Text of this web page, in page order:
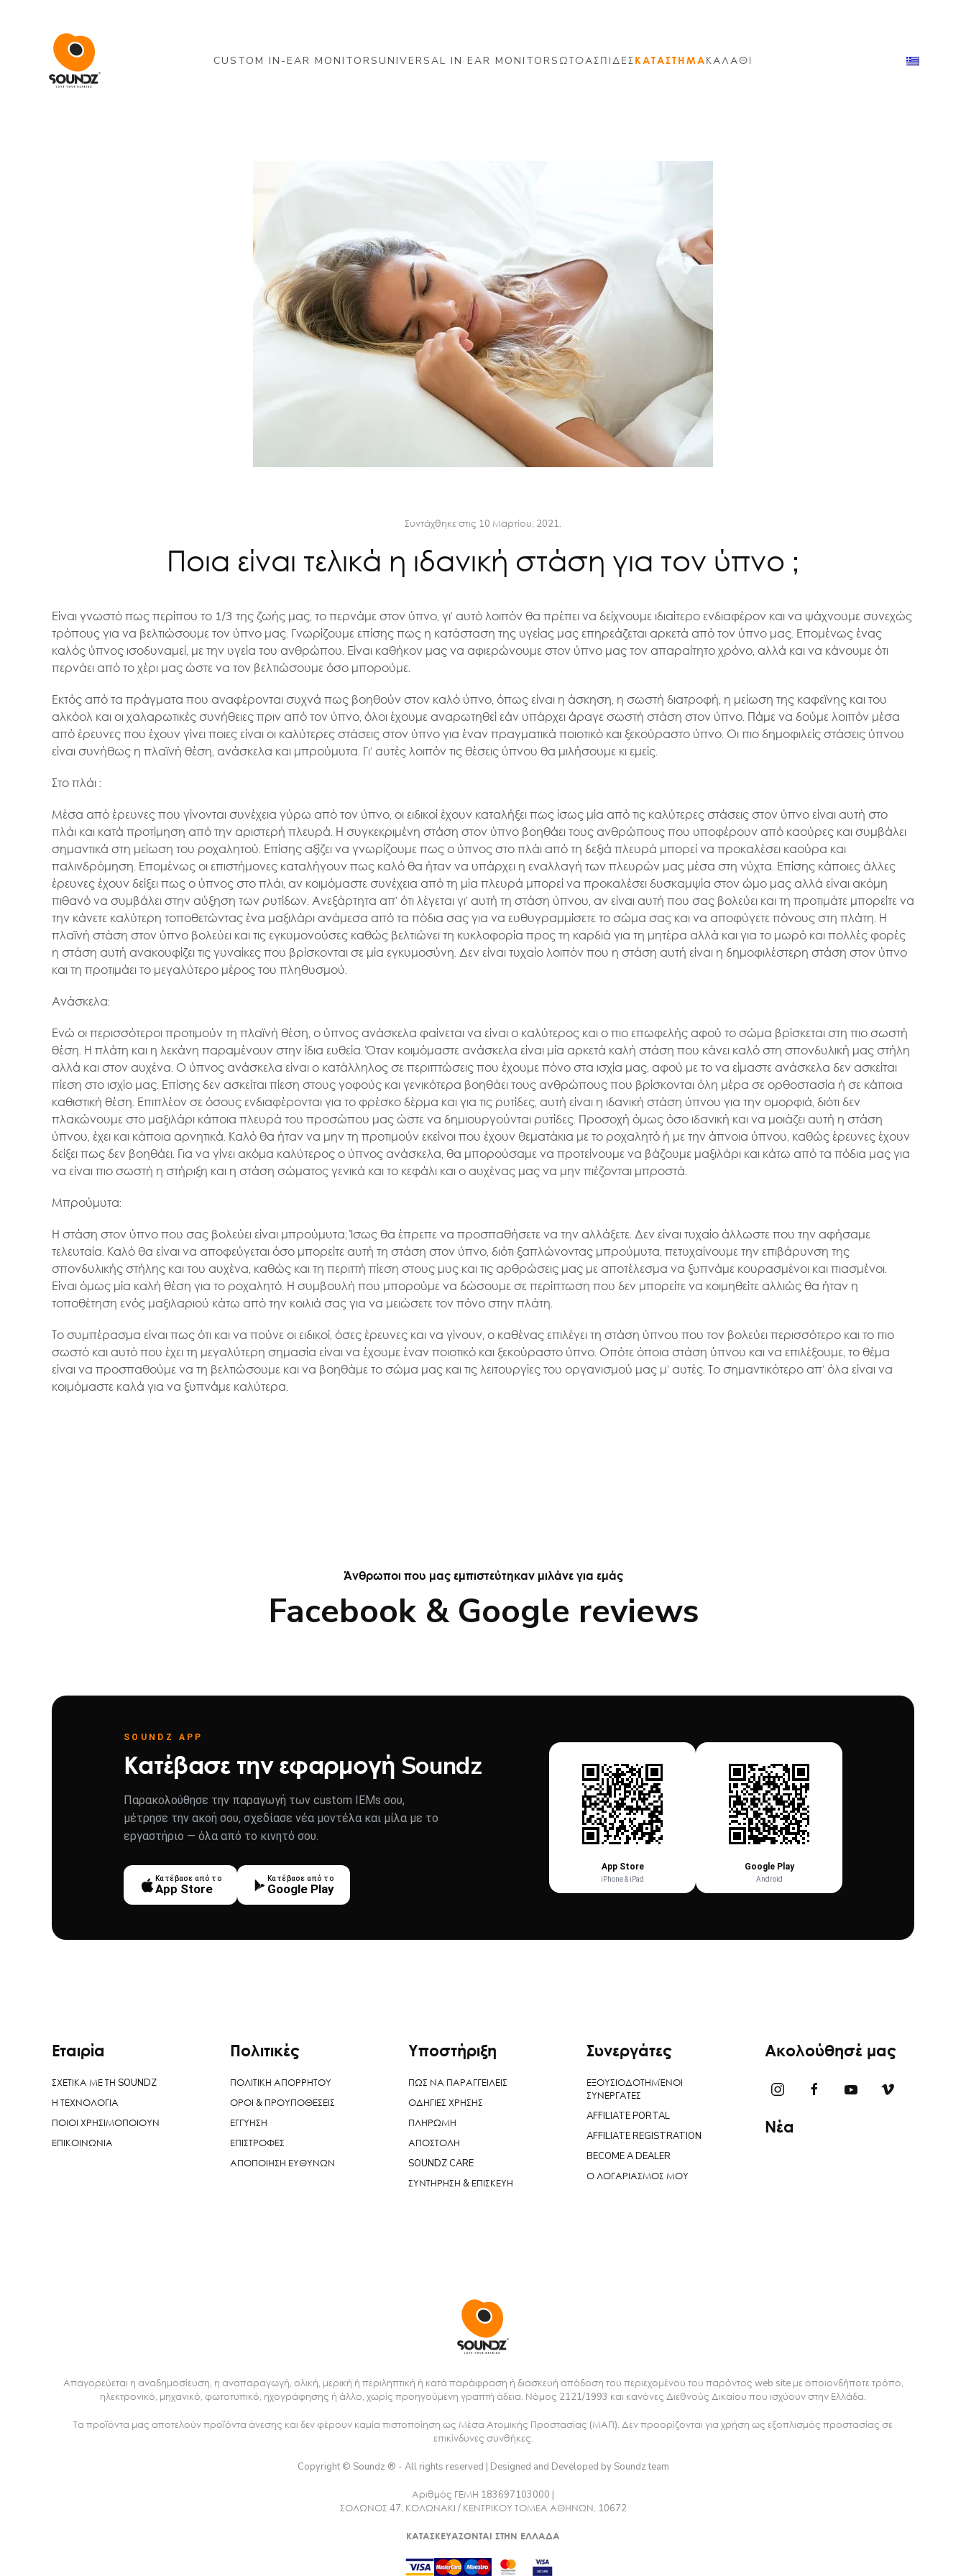
Skip to main content
CUSTOM IN-EAR MONITORSUNIVERSAL IN EAR MONITORS ΩΤΟΑΣΠΙΔΕΣΚΑΤΑΣΤΗΜΑΚΑΛΑΘΙ
Συντάχθηκε στις 10 Μαρτίου, 2021.
Ποια είναι τελικά η ιδανική στάση για τον ύπνο ;
Είναι γνωστό πως περίπου το 1/3 της ζωής μας, το περνάμε στον ύπνο, γι’ αυτό λοιπόν θα πρέπει να δείχνουμε ιδιαίτερο ενδιαφέρον και να ψάχνουμε συνεχώς
τρόπους για να βελτιώσουμε τον ύπνο μας. Γνωρίζουμε επίσης πως η κατάσταση της υγείας μας επηρεάζεται αρκετά από τον ύπνο μας. Επομένως ένας
καλός ύπνος ισοδυναμεί, με την υγεία του ανθρώπου. Είναι καθήκον μας να αφιερώνουμε στον ύπνο μας τον απαραίτητο χρόνο, αλλά και να κάνουμε ότι
περνάει από το χέρι μας ώστε να τον βελτιώσουμε όσο μπορούμε.
Εκτός από τα πράγματα που αναφέρονται συχνά πως βοηθούν στον καλό ύπνο, όπως είναι η άσκηση, η σωστή διατροφή, η μείωση της καφεϊνης και του
αλκόολ και οι χαλαρωτικές συνήθειες πριν από τον ύπνο, όλοι έχουμε αναρωτηθεί εάν υπάρχει άραγε σωστή στάση στον ύπνο. Πάμε να δούμε λοιπόν μέσα
από έρευνες που έχουν γίνει ποιες είναι οι καλύτερες στάσεις στον ύπνο για έναν πραγματικά ποιοτικό και ξεκούραστο ύπνο. Οι πιο δημοφιλείς στάσεις ύπνου
είναι συνήθως η πλαϊνή θέση, ανάσκελα και μπρούμυτα. Γι’ αυτές λοιπόν τις θέσεις ύπνου θα μιλήσουμε κι εμείς.
Στο πλάι :
Μέσα από έρευνες που γίνονται συνέχεια γύρω από τον ύπνο, οι ειδικοί έχουν καταλήξει πως ίσως μία από τις καλύτερες στάσεις στον ύπνο είναι αυτή στο
πλάι και κατά προτίμηση από την αριστερή πλευρά. Η συγκεκριμένη στάση στον ύπνο βοηθάει τους ανθρώπους που υποφέρουν από καούρες και συμβάλει
σημαντικά στη μείωση του ροχαλητού. Επίσης αξίζει να γνωρίζουμε πως ο ύπνος στο πλάι από τη δεξιά πλευρά μπορεί να προκαλέσει καούρα και
παλινδρόμηση. Επομένως οι επιστήμονες καταλήγουν πως καλό θα ήταν να υπάρχει η εναλλαγή των πλευρών μας μέσα στη νύχτα. Επίσης κάποιες άλλες
έρευνες έχουν δείξει πως ο ύπνος στο πλάι, αν κοιμόμαστε συνέχεια από τη μία πλευρά μπορεί να προκαλέσει δυσκαμψία στον ώμο μας αλλά είναι ακόμη
πιθανό να συμβάλει στην αύξηση των ρυτίδων. Ανεξάρτητα απ’ ότι λέγεται γι’ αυτή τη στάση ύπνου, αν είναι αυτή που σας βολεύει και τη προτιμάτε μπορείτε να
την κάνετε καλύτερη τοποθετώντας ένα μαξιλάρι ανάμεσα από τα πόδια σας για να ευθυγραμμίσετε το σώμα σας και να αποφύγετε πόνους στη πλάτη. Η
πλαϊνή στάση στον ύπνο βολεύει και τις εγκυμονούσες καθώς βελτιώνει τη κυκλοφορία προς τη καρδιά για τη μητέρα αλλά και για το μωρό και πολλές φορές
η στάση αυτή ανακουφίζει τις γυναίκες που βρίσκονται σε μία εγκυμοσύνη. Δεν είναι τυχαίο λοιπόν που η στάση αυτή είναι η δημοφιλέστερη στάση στον ύπνο
και τη προτιμάει το μεγαλύτερο μέρος του πληθυσμού.
Ανάσκελα:
Ενώ οι περισσότεροι προτιμούν τη πλαϊνή θέση, ο ύπνος ανάσκελα φαίνεται να είναι ο καλύτερος και ο πιο επωφελής αφού το σώμα βρίσκεται στη πιο σωστή
θέση. Η πλάτη και η λεκάνη παραμένουν στην ίδια ευθεία. Όταν κοιμόμαστε ανάσκελα είναι μία αρκετά καλή στάση που κάνει καλό στη σπονδυλική μας στήλη
αλλά και στον αυχένα. Ο ύπνος ανάσκελα είναι ο κατάλληλος σε περιπτώσεις που έχουμε πόνο στα ισχία μας, αφού με το να είμαστε ανάσκελα δεν ασκείται
πίεση στο ισχίο μας. Επίσης δεν ασκείται πίεση στους γοφούς και γενικότερα βοηθάει τους ανθρώπους που βρίσκονται όλη μέρα σε ορθοστασία ή σε κάποια
καθιστική θέση. Επιπλέον σε όσους ενδιαφέρονται για το φρέσκο δέρμα και για τις ρυτίδες, αυτή είναι η ιδανική στάση ύπνου για την ομορφιά, διότι δεν
πλακώνουμε στο μαξιλάρι κάποια πλευρά του προσώπου μας ώστε να δημιουργούνται ρυτίδες. Προσοχή όμως όσο ιδανική και να μοιάζει αυτή η στάση
ύπνου, έχει και κάποια αρνητικά. Καλό θα ήταν να μην τη προτιμούν εκείνοι που έχουν θεματάκια με το ροχαλητό ή με την άπνοια ύπνου, καθώς έρευνες έχουν
δείξει πως δεν βοηθάει. Για να γίνει ακόμα καλύτερος ο ύπνος ανάσκελα, θα μπορούσαμε να προτείνουμε να βάζουμε μαξιλάρι και κάτω από τα πόδια μας για
να είναι πιο σωστή η στήριξη και η στάση σώματος γενικά και το κεφάλι και ο αυχένας μας να μην πιέζονται μπροστά.
Μπρούμυτα:
Η στάση στον ύπνο που σας βολεύει είναι μπρούμυτα; Ίσως θα έπρεπε να προσπαθήσετε να την αλλάξετε. Δεν είναι τυχαίο άλλωστε που την αφήσαμε
τελευταία. Καλό θα είναι να αποφεύγεται όσο μπορείτε αυτή τη στάση στον ύπνο, διότι ξαπλώνοντας μπρούμυτα, πετυχαίνουμε την επιβάρυνση της
σπονδυλικής στήλης και του αυχένα, καθώς και τη περιττή πίεση στους μυς και τις αρθρώσεις μας με αποτέλεσμα να ξυπνάμε κουρασμένοι και πιασμένοι.
Είναι όμως μία καλή θέση για το ροχαλητό. Η συμβουλή που μπορούμε να δώσουμε σε περίπτωση που δεν μπορείτε να κοιμηθείτε αλλιώς θα ήταν η
τοποθέτηση ενός μαξιλαριού κάτω από την κοιλιά σας για να μειώσετε τον πόνο στην πλάτη.
Το συμπέρασμα είναι πως ότι και να πούνε οι ειδικοί, όσες έρευνες και να γίνουν, ο καθένας επιλέγει τη στάση ύπνου που τον βολεύει περισσότερο και το πιο
σωστό και αυτό που έχει τη μεγαλύτερη σημασία είναι να έχουμε έναν ποιοτικό και ξεκούραστο ύπνο. Οπότε όποια στάση ύπνου και να επιλέξουμε, το θέμα
είναι να προσπαθούμε να τη βελτιώσουμε και να βοηθάμε το σώμα μας και τις λειτουργίες του οργανισμού μας μ’ αυτές. Το σημαντικότερο απ’ όλα είναι να
κοιμόμαστε καλά για να ξυπνάμε καλύτερα.
Άνθρωποι που μας εμπιστεύτηκαν μιλάνε για εμάς
Facebook & Google reviews
SOUNDZ APP
Κατέβασε την εφαρμογή Soundz
Παρακολούθησε την παραγωγή των custom IEMs σου,
μέτρησε την ακοή σου, σχεδίασε νέα μοντέλα και μίλα με το
εργαστήριο — όλα από το κινητό σου.
Κατέβασε από το
App Store
Κατέβασε από το
Google Play
App Store
iPhone & iPad
Google Play
Android
Εταιρία
ΣΧΕΤΙΚΑ ΜΕ ΤΗ SOUNDZ
Η ΤΕΧΝΟΛΟΓΙΑ
ΠΟΙΟΙ ΧΡΗΣΙΜΟΠΟΙΟΥΝ
ΕΠΙΚΟΙΝΩΝΙΑ
Πολιτικές
ΠΟΛΙΤΙΚΗ ΑΠΟΡΡΗΤΟΥ
ΟΡΟΙ & ΠΡΟΥΠΟΘΕΣΕΙΣ
ΕΓΓΥΗΣΗ
ΕΠΙΣΤΡΟΦΕΣ
ΑΠΟΠΟΙΗΣΗ ΕΥΘΥΝΩΝ
Υποστήριξη
ΠΩΣ ΝΑ ΠΑΡΑΓΓΕΙΛΕΙΣ
ΟΔΗΓΙΕΣ ΧΡΗΣΗΣ
ΠΛΗΡΩΜΗ
ΑΠΟΣΤΟΛΗ
SOUNDZ CARE
ΣΥΝΤΗΡΗΣΗ & ΕΠΙΣΚΕΥΗ
Συνεργάτες
ΕΞΟΥΣΙΟΔΟΤΗΜΈΝΟΙ
ΣΥΝΕΡΓΑΤΕΣ
AFFILIATE PORTAL
AFFILIATE REGISTRATION
BECOME A DEALER
Ο ΛΟΓΑΡΙΑΣΜΟΣ ΜΟΥ
Ακολούθησέ μας
Νέα
Απαγορεύεται η αναδημοσίευση, η αναπαραγωγή, ολική, μερική ή περιληπτική ή κατά παράφραση ή διασκευή απόδοση του περιεχομένου του παρόντος web site με οποιονδήποτε τρόπο,
ηλεκτρονικό, μηχανικό, φωτοτυπικό, ηχογράφησης ή άλλο, χωρίς προηγούμενη γραπτή άδεια. Νόμος 2121/1993 και κανόνες Διεθνούς Δικαίου που ισχύουν στην Ελλάδα.
Τα προϊόντα μας αποτελούν προϊόντα άνεσης και δεν φέρουν καμία πιστοποίηση ως Μέσα Ατομικής Προστασίας (ΜΑΠ). Δεν προορίζονται για χρήση ως εξοπλισμός προστασίας σε
επικίνδυνες συνθήκες.
Copyright © Soundz ® - All rights reserved | Designed and Developed by Soundz team
Αριθμός ΓΕΜΗ 183697103000 |
ΣΟΛΩΝΟΣ 47, ΚΟΛΩΝΑΚΙ / ΚΕΝΤΡΙΚΟΥ ΤΟΜΕΑ ΑΘΗΝΩΝ, 10672
ΚΑΤΑΣΚΕΥΑΖΟΝΤΑΙ ΣΤΗΝ ΕΛΛΑΔΑ
Πάρης
Σύμβουλος Soundz · απαντά άμεσα